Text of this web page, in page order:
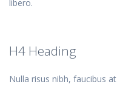
libero.
H4 Heading
Nulla risus nibh, faucibus